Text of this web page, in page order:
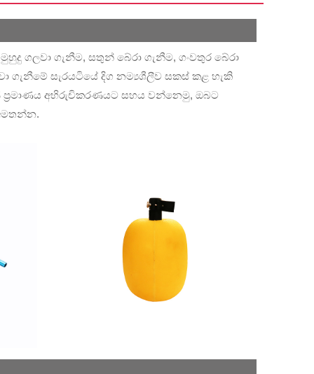
ගලවා ගැනීම, සතුන් බේරා ගැනීම, ගංවතුර බේරා
ගැනීමේ සැරයටියේ දිග නම්‍යශීලීව සකස් කළ හැකි
ප්‍රමාණය අභිරුචිකරණයට සහය වන්නෙමු, ඔබට